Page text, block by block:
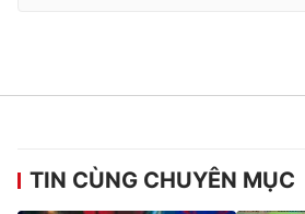
TIN CÙNG CHUYÊN MỤC